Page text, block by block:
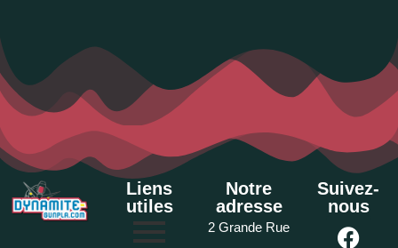
Liens
utiles
Notre
adresse
2 Grande Rue
Suivez-
nous